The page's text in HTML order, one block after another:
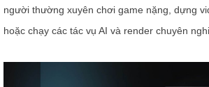
người thường xuyên chơi game nặng, dựng
hoặc chạy các tác vụ AI và render chuyên